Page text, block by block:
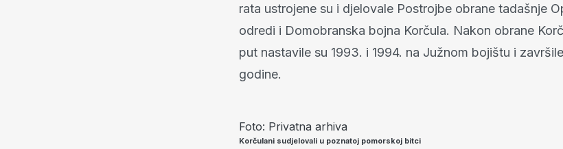
rata ustrojene su i djelovale Postrojbe obrane tadašnje
odredi i Domobranska bojna Korčula. Nakon obrane
put nastavile su 1993. i 1994. na Južnom bojištu i
godine.
Foto: Privatna arhiva
Korčulani sudjelovali u poznatoj pomorskoj bitci